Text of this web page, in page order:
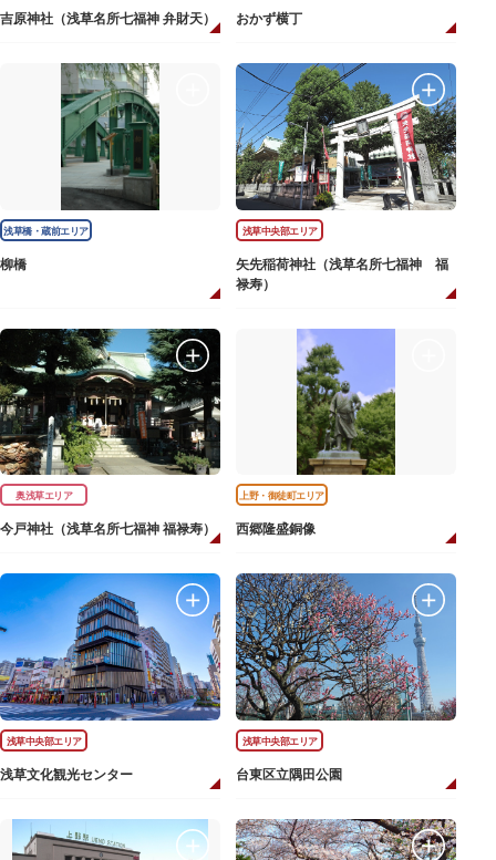
吉原神社（浅草名所七福神 弁財天） おかず横丁
浅草橋・蔵前エリア
柳橋
浅草中央部エリア
矢先稲荷神社（浅草名所七福神 福
禄寿）
奥浅草エリア
今戸神社（浅草名所七福神 福禄寿）
上野・御徒町エリア
西郷隆盛銅像
浅草中央部エリア
浅草文化観光センター
浅草中央部エリア
台東区立隅田公園